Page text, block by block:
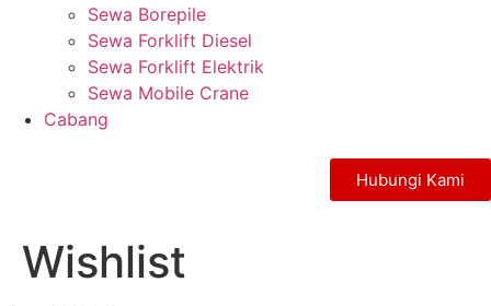
Sewa Borepile
Sewa Forklift Diesel
Sewa Forklift Elektrik
Sewa Mobile Crane
Cabang
Hubungi Kami
Wishlist